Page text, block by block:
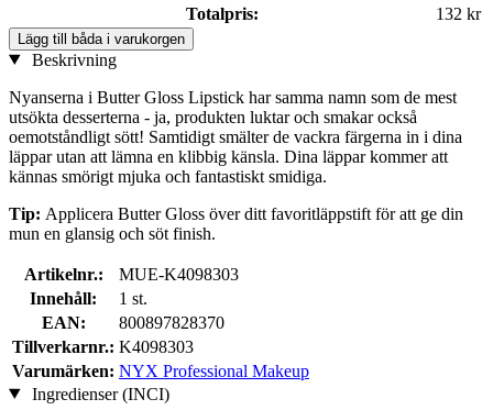
Totalpris:
132 kr
Lägg till båda i varukorgen
Beskrivning
Nyanserna i Butter Gloss Lipstick har samma namn som de mest
utsökta desserterna - ja, produkten luktar och smakar också
oemotståndligt sött! Samtidigt smälter de vackra färgerna in i dina
läppar utan att lämna en klibbig känsla. Dina läppar kommer att
kännas smörigt mjuka och fantastiskt smidiga.
Tip: Applicera Butter Gloss över ditt favoritläppstift för att ge din
mun en glansig och söt finish.
Artikelnr.:
MUE-K4098303
Innehåll:
1 st.
EAN:
800897828370
Tillverkarnr.: K4098303
Varumärken: NYX Professional Makeup
Ingredienser (INCI)